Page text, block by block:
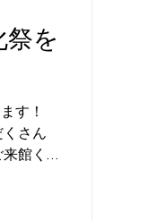
を
す！
さん
館く